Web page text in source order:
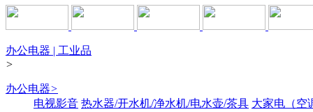
办公电器 | 工业品
>
办公电器>
电视影音 热水器/开水机/净水机/电水壶/茶具 大家电（空